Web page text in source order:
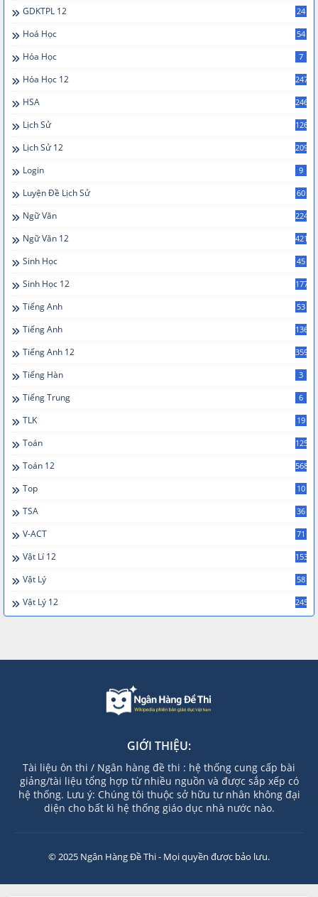
GDKTPL 12 24
Hoá Học 54
Hóa Học 7
Hóa Học 12 247
HSA 246
Lịch Sử 126
Lịch Sử 12 209
Login 9
Luyện Đề Lịch Sử 60
Ngữ Văn 224
Ngữ Văn 12 421
Sinh Học 45
Sinh Học 12 177
Tiếng Anh 53
Tiếng Anh 136
Tiếng Anh 12 359
Tiếng Hàn 3
Tiếng Trung 6
TLK 19
Toán 125
Toán 12 568
Top 10
TSA 36
V-ACT 71
Vật Lí 12 153
Vật Lý 58
Vật Lý 12 245
GIỚI THIỆU:
Tài liệu ôn thi / Ngân hàng đề thi : hệ thống cung cấp bài
giảng/tài liệu tổng hợp từ nhiều nguồn và được sắp xếp có
hệ thống. Lưu ý: Chúng tôi thuộc sở hữu tư nhân không đại
diện cho bất kì hệ thống giáo dục nhà nước nào.
© 2025 Ngân Hàng Đề Thi - Mọi quyền được bảo lưu.